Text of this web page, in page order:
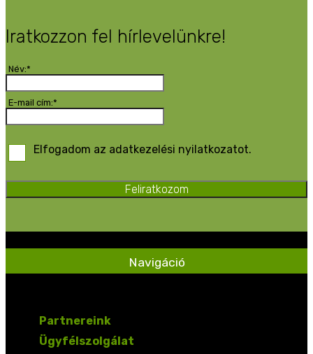
Iratkozzon fel hírlevelünkre!
Név:*
E-mail cím:*
Elfogadom az adatkezelési nyilatkozatot.
Feliratkozom
Navigáció
Partnereink
Ügyfélszolgálat